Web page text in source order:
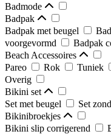
Badmode
Badpak
Badpak met beugel
voorgevormd
Badpak
Beach Accessoires
Pareo
Rok Tuniek
Overig
Bikini set
Set met beugel
Set
Bikinibroekjes
Bikini slip corrigerend